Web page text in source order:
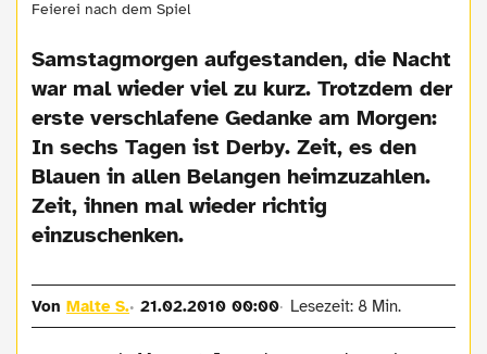
Feierei nach dem Spiel
Samstagmorgen aufgestanden, die Nacht
war mal wieder viel zu kurz. Trotzdem der
erste verschlafene Gedanke am Morgen:
In sechs Tagen ist Derby. Zeit, es den
Blauen in allen Belangen heimzuzahlen.
Zeit, ihnen mal wieder richtig
einzuschenken.
VonMalte S. 21.02.2010 00:00 Lesezeit: 8 Min.